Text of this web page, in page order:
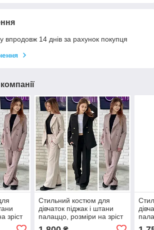
впродовж 14 днів за рахунок покупця
зріст
Стильний костюм для
дівчаток піджак і штани
палаццо, розміри на зріст
134 — 160 + Відеоогляд!